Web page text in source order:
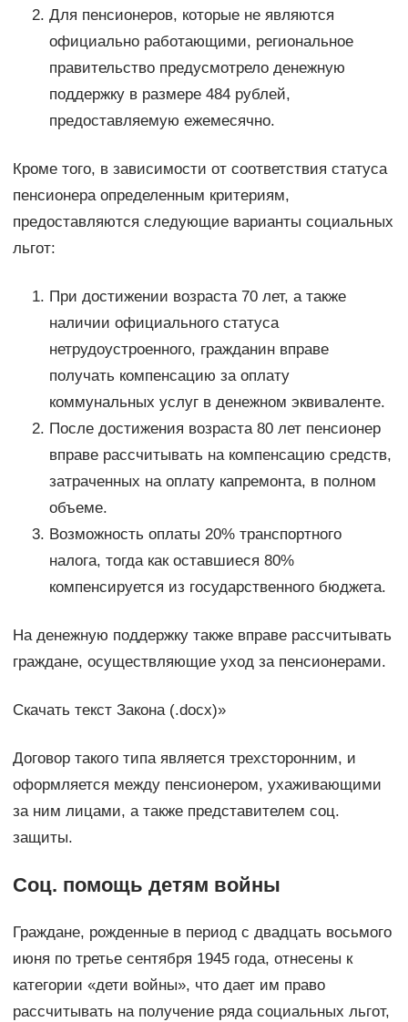
Для пенсионеров, которые не являются
официально работающими, региональное
правительство предусмотрело денежную
поддержку в размере 484 рублей,
предоставляемую ежемесячно.
Кроме того, в зависимости от соответствия статуса
пенсионера определенным критериям,
предоставляются следующие варианты социальных
льгот:
При достижении возраста 70 лет, а также
наличии официального статуса
нетрудоустроенного, гражданин вправе
получать компенсацию за оплату
коммунальных услуг в денежном эквиваленте.
После достижения возраста 80 лет пенсионер
вправе рассчитывать на компенсацию средств,
затраченных на оплату капремонта, в полном
объеме.
Возможность оплаты 20% транспортного
налога, тогда как оставшиеся 80%
компенсируется из государственного бюджета.
На денежную поддержку также вправе рассчитывать
граждане, осуществляющие уход за пенсионерами.
Скачать текст Закона (.docx)»
Договор такого типа является трехсторонним, и
оформляется между пенсионером, ухаживающими
за ним лицами, а также представителем соц.
защиты.
Соц. помощь детям войны
Граждане, рожденные в период с двадцать восьмого
июня по третье сентября 1945 года, отнесены к
категории «дети войны», что дает им право
рассчитывать на получение ряда социальных льгот,